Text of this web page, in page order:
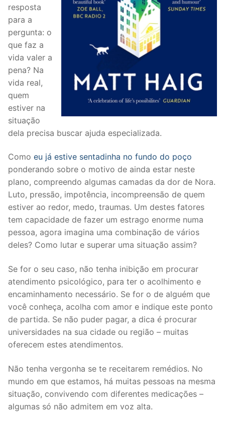
resposta
para a
pergunta: o
que faz a
vida valer a
pena? Na
vida real,
quem
estiver na
situação
dela precisa buscar ajuda especializada.
Como eu já estive sentadinha no fundo do poço
ponderando sobre o motivo de ainda estar neste
plano, compreendo algumas camadas da dor de Nora.
Luto, pressão, impotência, incompreensão de quem
estiver ao redor, medo, traumas. Um destes fatores
tem capacidade de fazer um estrago enorme numa
pessoa, agora imagina uma combinação de vários
deles? Como lutar e superar uma situação assim?
Se for o seu caso, não tenha inibição em procurar
atendimento psicológico, para ter o acolhimento e
encaminhamento necessário. Se for o de alguém que
você conheça, acolha com amor e indique este ponto
de partida. Se não puder pagar, a dica é procurar
universidades na sua cidade ou região – muitas
oferecem estes atendimentos.
Não tenha vergonha se te receitarem remédios. No
mundo em que estamos, há muitas pessoas na mesma
situação, convivendo com diferentes medicações –
algumas só não admitem em voz alta.